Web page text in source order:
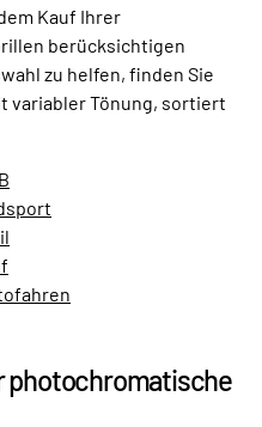
Kauf Ihrer
berücksichtigen
zu helfen, finden Sie
variabler Tönung, sortiert
photochromatische